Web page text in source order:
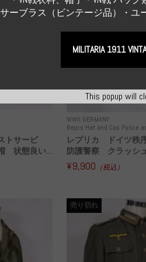
トサービ
状態良い...
WWII GERMANY
Repro Hat and Cap Police
レプリカ ドイツ秩
防護警察 クラッシ
¥9,900 （税込）
売り切れ
This popup will
サーブラス（ビンテージ品）・
MILITARIA 1911